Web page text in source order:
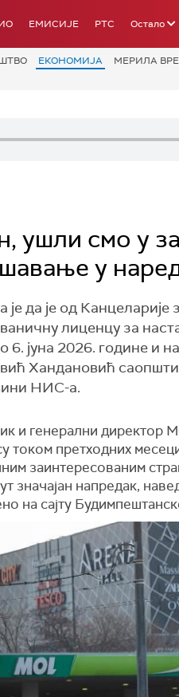
ЕМИСИЈЕ РТС Остало
ЕКОНОМИЈА МЕРИЛА
ушли смо у
у
да је од
лиценцу за
јуна 2026. године и
Хандановић
НИС-а.
и генерални директор
током претходних
заинтересованим
значајан напредак,
на сајту